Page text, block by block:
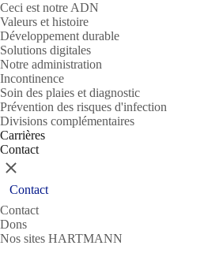
Ceci est notre ADN
Valeurs et histoire
Développement durable
Solutions digitales
Notre administration
Incontinence
Soin des plaies et diagnostic
Prévention des risques d'infection
Divisions complémentaires
Carrières
Contact
Fermer
Contact
Contact
Dons
Nos sites HARTMANN